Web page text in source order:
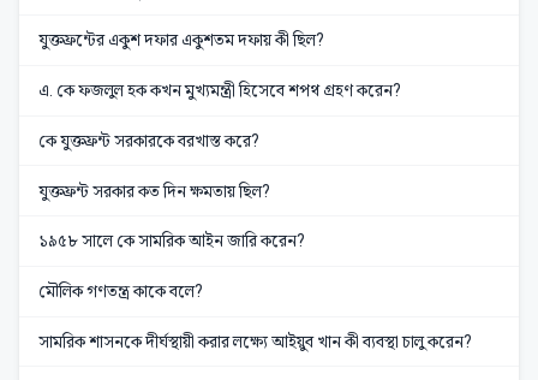
যুক্তফ্রন্টের একুশ দফার একুশতম দফায় কী ছিল?
এ. কে ফজলুল হক কখন মুখ্যমন্ত্রী হিসেবে শপথ গ্রহণ করেন?
কে যুক্তফ্রন্ট সরকারকে বরখাস্ত করে?
যুক্তফ্রন্ট সরকার কত দিন ক্ষমতায় ছিল?
১৯৫৮ সালে কে সামরিক আইন জারি করেন?
মৌলিক গণতন্ত্র কাকে বলে?
সামরিক শাসনকে দীর্ঘস্থায়ী করার লক্ষ্যে আইয়ুব খান কী ব্যবস্থা চালু করেন?